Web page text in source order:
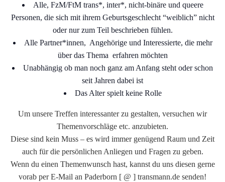
Alle, FzM/FtM trans*, inter*, nicht-binäre und queere
Personen, die sich mit ihrem Geburtsgeschlecht “weiblich” nicht
oder nur zum Teil beschrieben fühlen.
Alle Partner*innen, Angehörige und Interessierte, die mehr
über das Thema erfahren möchten
Unabhängig ob man noch ganz am Anfang steht oder schon
seit Jahren dabei ist
Das Alter spielt keine Rolle
Um unsere Treffen interessanter zu gestalten, versuchen wir
Themenvorschläge etc. anzubieten.
Diese sind kein Muss – es wird immer genügend Raum und Zeit
auch für die persönlichen Anliegen und Fragen zu geben.
Wenn du einen Themenwunsch hast, kannst du uns diesen gerne
vorab per E-Mail an Paderborn [ @ ] transmann.de senden!